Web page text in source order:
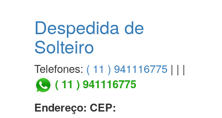
Despedida de
Solteiro
Telefones: ( 11 ) 941116775 | | |
( 11 ) 941116775
Endereço: CEP: